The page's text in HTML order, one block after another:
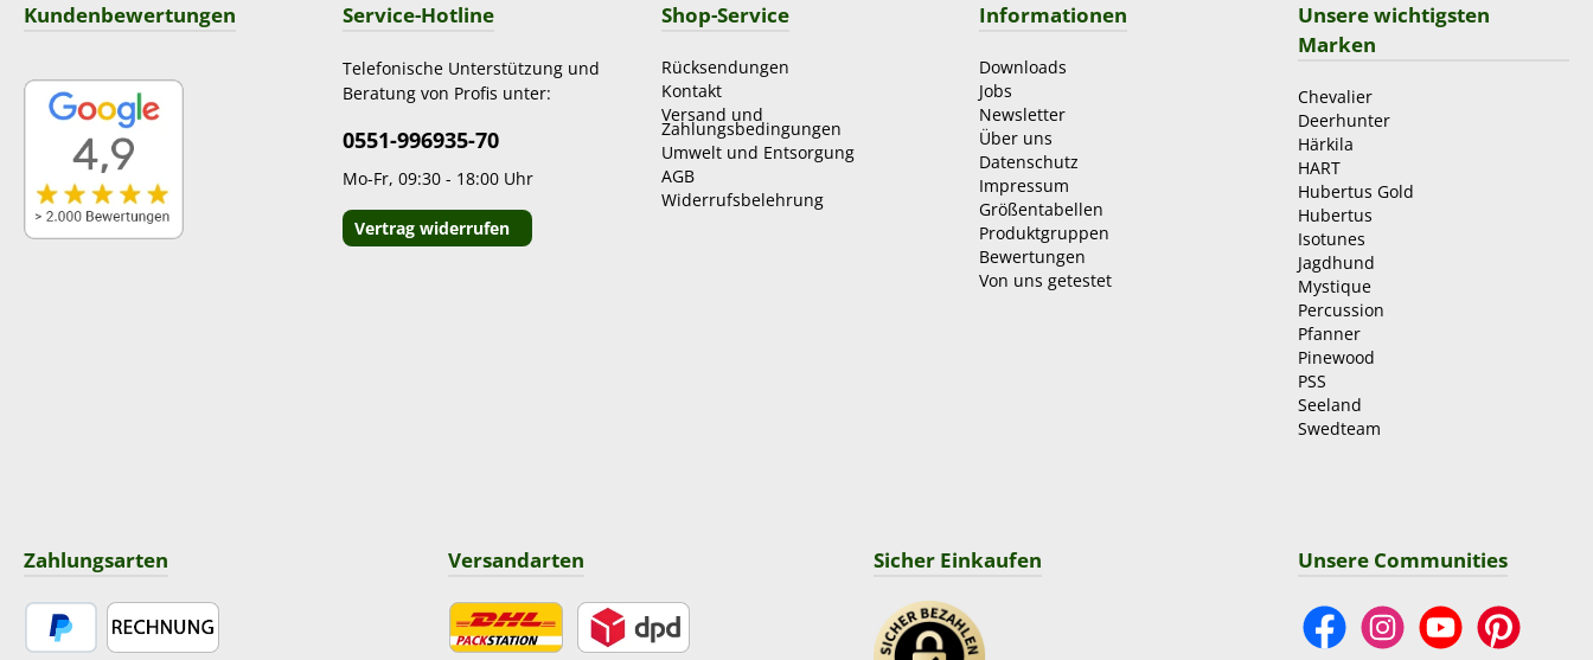
Service-Hotline
Telefonische Unterstützung und
Beratung von Profis unter:
0551-996935-70
Mo-Fr, 09:30 - 18:00 Uhr
Vertrag widerrufen
Shop-Service
Rücksendungen
Kontakt
Versand und
Zahlungsbedingungen
Umwelt und Entsorgung
AGB
Widerrufsbelehrung
Informationen
Downloads
Jobs
Newsletter
Über uns
Datenschutz
Impressum
Größentabellen
Produktgruppen
Bewertungen
Von uns getestet
Unsere wichtigsten
Marken
Chevalier
Deerhunter
Härkila
HART
Hubertus Gold
Hubertus
Isotunes
Jagdhund
Mystique
Percussion
Pfanner
Pinewood
PSS
Seeland
Swedteam
Sicher Einkaufen
Kundenbewertungen
Unsere Communities
FacebookInstagramYouTubePinterest
Zahlungsarten Versandarten